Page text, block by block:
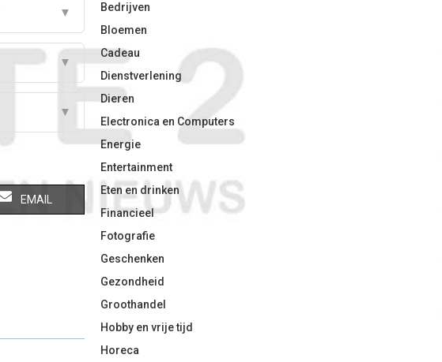
▼
▼
▼
S
O
EMAIL
Bedrijven
Bloemen
Cadeau
Dienstverlening
Dieren
Electronica en Computers
Energie
Entertainment
Eten en drinken
Financieel
Fotografie
Geschenken
Gezondheid
Groothandel
Hobby en vrije tijd
Horeca